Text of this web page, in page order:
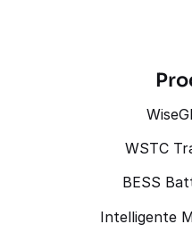
WSTC
BESS
Intelligente